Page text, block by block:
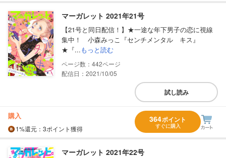
マーガレット 2021年21号
【21号と同日配信！】★一途な年下男子の恋に視線
集中！ 小森みっこ『センチメンタル キス』
★『...もっと読む
442
配信日：2021/10/05
試し読み
購入
1%還元 ：3ポイント獲得
364ポイント
すぐに購入
マーガレット 2021年22号